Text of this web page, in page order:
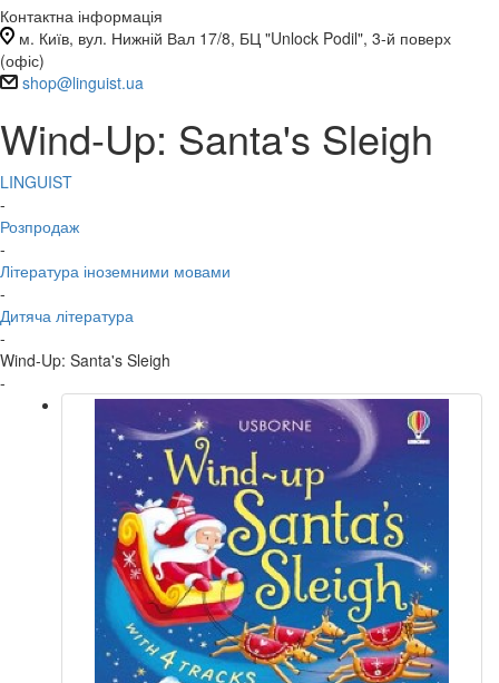
Контактна інформація
м. Київ, вул. Нижній Вал 17/8, БЦ "Unlock Podil", 3-й поверх
(офіс)
shop@linguist.ua
Wind-Up: Santa's Sleigh
LINGUIST
-
Розпродаж
-
Література іноземними мовами
-
Дитяча література
-
Wind-Up: Santa's Sleigh
-